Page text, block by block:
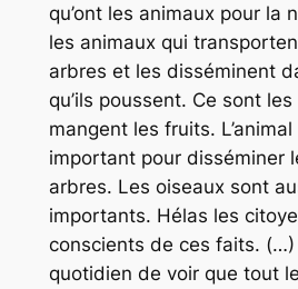
qu’ont les animaux pour la
les animaux qui
arbres et les disséminent
qu’ils poussent. Ce sont
mangent les fruits.
important pour disséminer
arbres. Les oiseaux sont
importants. Hélas les
conscients de ces faits. (…)
quotidien de voir que tout